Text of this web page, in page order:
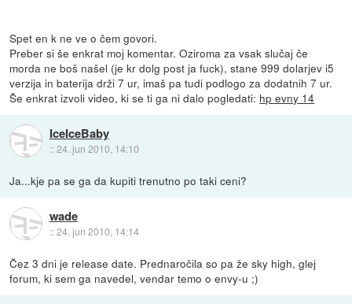
Spet en k ne ve o čem govori.
Preber si še enkrat moj komentar. Oziroma za vsak slučaj če
morda ne boš našel (je kr dolg post ja fuck), stane 999 dolarjev i5
verzija in baterija drži 7 ur, imaš pa tudi podlogo za dodatnih 7 ur.
Še enkrat izvoli video, ki se ti ga ni dalo pogledati: hp evny 14
IceIceBaby
::24. jun 2010, 14:10
Ja...kje pa se ga da kupiti trenutno po taki ceni?
wade
::24. jun 2010, 14:14
Čez 3 dni je release date. Prednaročila so pa že sky high, glej
forum, ki sem ga navedel, vendar temo o envy-u ;)